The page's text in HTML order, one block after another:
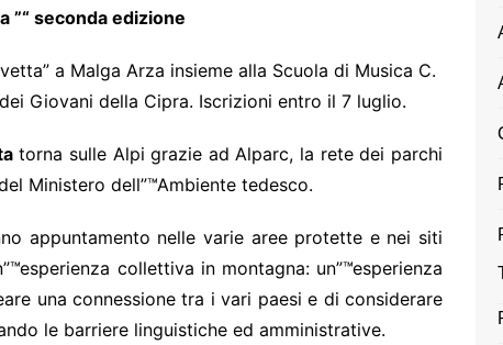
”“ seconda edizione
a Malga Arza insieme alla Scuola di Musica C.
Giovani della Cipra. Iscrizioni entro il 7 luglio.
torna sulle Alpi grazie ad Alparc, la rete dei parchi
Ministero dell”™Ambiente tedesco.
appuntamento nelle varie aree protette e nei siti
collettiva in montagna: un”™esperienza
una connessione tra i vari paesi e di considerare
le barriere linguistiche ed amministrative.